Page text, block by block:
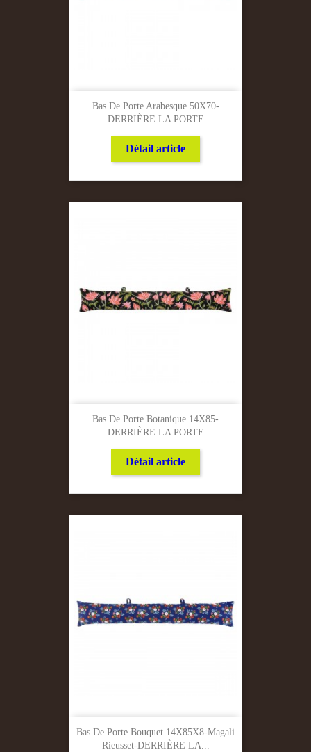
Bas De Porte Arabesque 50X70-
DERRIÈRE LA PORTE
Détail article
Bas De Porte Botanique 14X85-
DERRIÈRE LA PORTE
Détail article
Bas De Porte Bouquet 14X85X8-Magali
Rieusset-DERRIÈRE LA...